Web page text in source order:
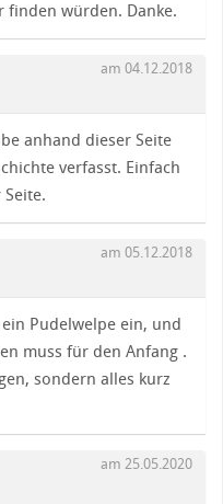
finden würden. Danke.
am 04.12.2018
anhand dieser Seite
verfasst. Einfach
am 05.12.2018
Pudelwelpe ein, und
muss für den Anfang .
sondern alles kurz
am 25.05.2020